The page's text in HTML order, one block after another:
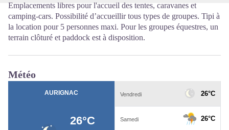
Emplacements libres pour l'accueil des tentes, caravanes et
camping-cars. Possibilité d’accueillir tous types de groupes. Tipi à
la location pour 5 personnes maxi. Pour les groupes équestres, un
terrain clôturé et paddock est à disposition.
Météo